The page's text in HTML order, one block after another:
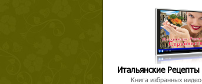
Итальянские
Книга избранных